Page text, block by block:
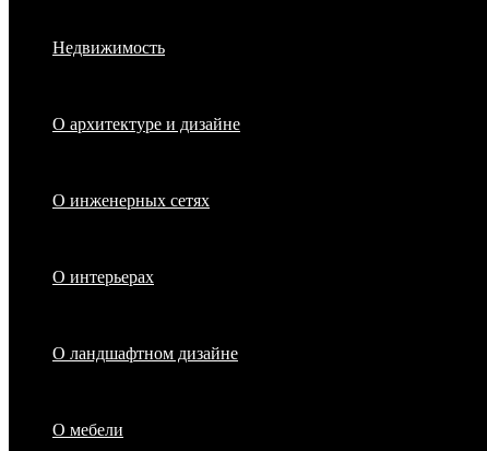
Недвижимость
О архитектуре и дизайне
О инженерных сетях
О интерьерах
О ландшафтном дизайне
О мебели